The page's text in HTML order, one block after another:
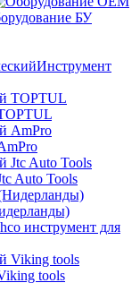
Инструмент
Auto Tools
инструмент для
tools